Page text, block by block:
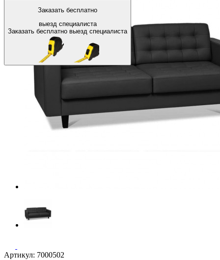
Заказать бесплатно
выезд специалиста
Заказать бесплатно выезд специалиста
Артикул: 7000502